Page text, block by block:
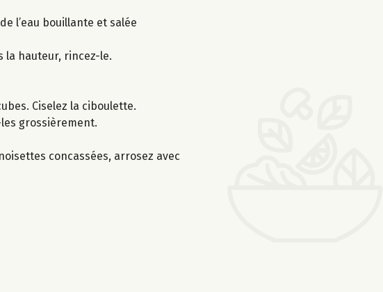
l’eau bouillante et salée
la hauteur, rincez-le.
Ciselez la ciboulette.
grossièrement.
concassées, arrosez avec